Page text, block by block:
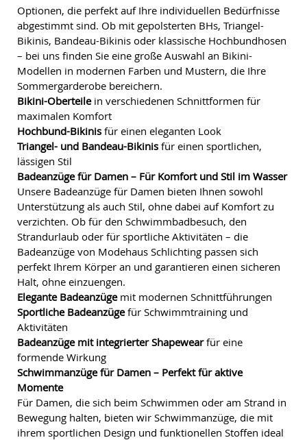
Optionen, die perfekt auf Ihre individuellen Bedürfnisse
abgestimmt sind. Ob mit gepolsterten BHs, Triangel-
Bikinis, Bandeau-Bikinis oder klassische Hochbundhosen
– bei uns finden Sie eine große Auswahl an Bikini-
Modellen in modernen Farben und Mustern, die Ihre
Sommergarderobe bereichern.
Bikini-Oberteilein verschiedenen Schnittformen für
maximalen Komfort
Hochbund-Bikinis für einen eleganten Look
Triangel- und Bandeau-Bikinis für einen sportlichen,
lässigen Stil
Badeanzüge für Damen – Für Komfort und Stil im Wasser
Unsere Badeanzüge für Damen bieten Ihnen sowohl
Unterstützung als auch Stil, ohne dabei auf Komfort zu
verzichten. Ob für den Schwimmbadbesuch, den
Strandurlaub oder für sportliche Aktivitäten – die
Badeanzüge von Modehaus Schlichting passen sich
perfekt Ihrem Körper an und garantieren einen sicheren
Halt, ohne einzuengen.
Elegante Badeanzügemit modernen Schnittführungen
Sportliche Badeanzügefür Schwimmtraining und
Aktivitäten
Badeanzüge mit integrierter Shapewearfür eine
formende Wirkung
Schwimmanzüge für Damen – Perfekt für aktive
Momente
Für Damen, die sich beim Schwimmen oder am Strand in
Bewegung halten, bieten wir Schwimmanzüge, die mit
ihrem sportlichen Design und funktionellen Stoffen ideal